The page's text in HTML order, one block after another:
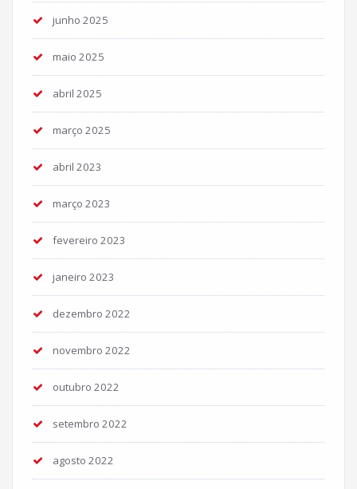
junho 2025
maio 2025
abril 2025
março 2025
abril 2023
março 2023
fevereiro 2023
janeiro 2023
dezembro 2022
novembro 2022
outubro 2022
setembro 2022
agosto 2022